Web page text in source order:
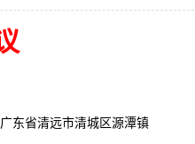
广东省清远市清城区源潭镇